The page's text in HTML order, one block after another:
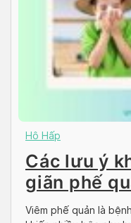
Hô Hấp
Các lưu ý
giãn phế
phế quản
Viêm phế quản là